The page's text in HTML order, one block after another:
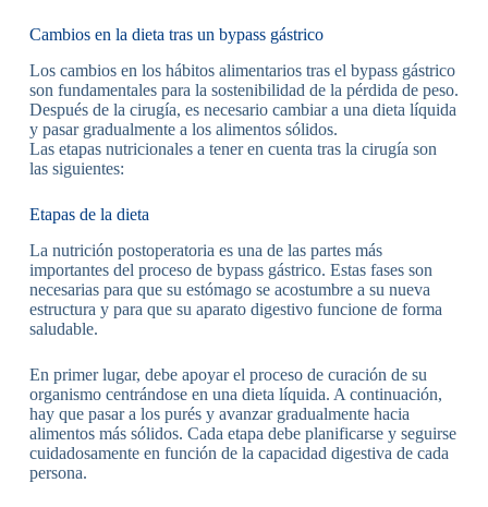
Cambios en la dieta tras un bypass gástrico
Los cambios en los hábitos alimentarios tras el bypass gástrico
son fundamentales para la sostenibilidad de la pérdida de peso.
Después de la cirugía, es necesario cambiar a una dieta líquida
y pasar gradualmente a los alimentos sólidos.
Las etapas nutricionales a tener en cuenta tras la cirugía son
las siguientes:
Etapas de la dieta
La nutrición postoperatoria es una de las partes más
importantes del proceso de bypass gástrico. Estas fases son
necesarias para que su estómago se acostumbre a su nueva
estructura y para que su aparato digestivo funcione de forma
saludable.
En primer lugar, debe apoyar el proceso de curación de su
organismo centrándose en una dieta líquida. A continuación,
hay que pasar a los purés y avanzar gradualmente hacia
alimentos más sólidos. Cada etapa debe planificarse y seguirse
cuidadosamente en función de la capacidad digestiva de cada
persona.